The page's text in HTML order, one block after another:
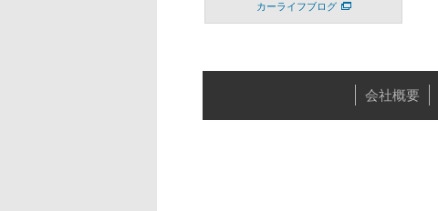
カーライフブログ
会社概要